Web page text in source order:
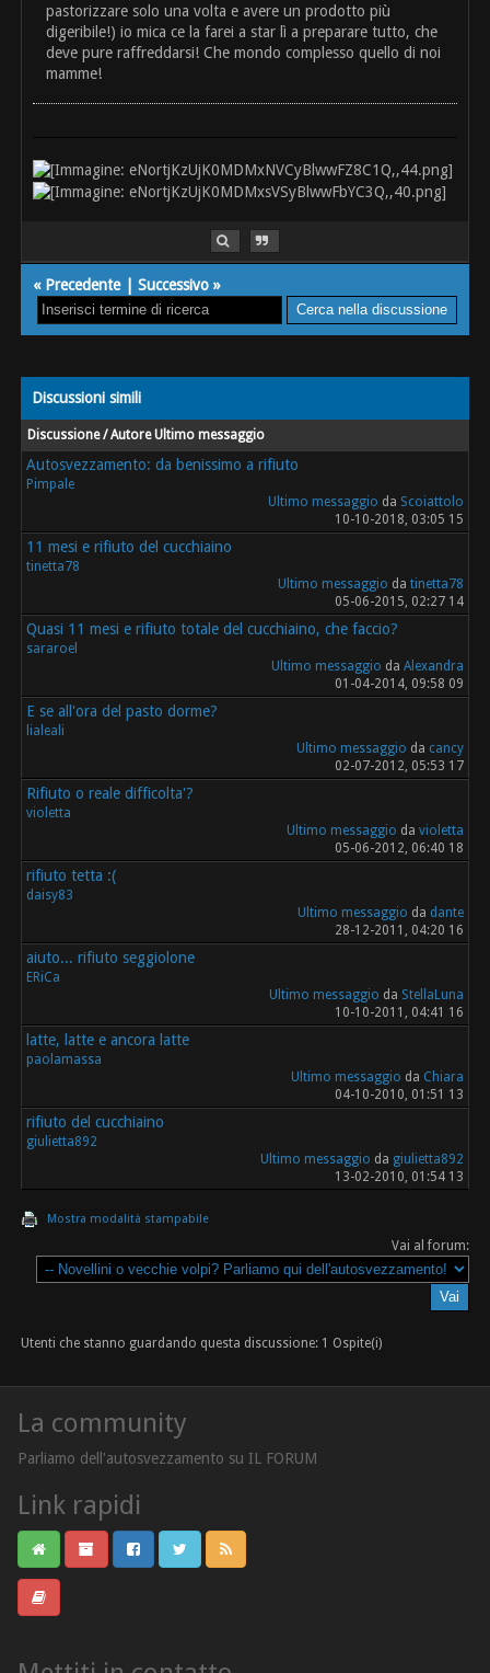
pastorizzare solo una volta e avere un prodotto più
digeribile!) io mica ce la farei a star lì a preparare tutto, che
deve pure raffreddarsi! Che mondo complesso quello di noi
mamme!
« Precedente|Successivo »
Discussioni simili
Discussione / Autore Ultimo messaggio
Autosvezzamento: da benissimo a rifiuto
Pimpale
Ultimo messaggio da Scoiattolo
10-10-2018, 03:05 15
11 mesi e rifiuto del cucchiaino
tinetta78
Ultimo messaggio da tinetta78
05-06-2015, 02:27 14
Quasi 11 mesi e rifiuto totale del cucchiaino, che faccio?
sararoel
Ultimo messaggio da Alexandra
01-04-2014, 09:58 09
E se all'ora del pasto dorme?
lialeali
Ultimo messaggio da cancy
02-07-2012, 05:53 17
Rifiuto o reale difficolta'?
violetta
Ultimo messaggio da violetta
05-06-2012, 06:40 18
rifiuto tetta :(
daisy83
Ultimo messaggio da dante
28-12-2011, 04:20 16
aiuto... rifiuto seggiolone
ERiCa
Ultimo messaggio da StellaLuna
10-10-2011, 04:41 16
latte, latte e ancora latte
paolamassa
Ultimo messaggio da Chiara
04-10-2010, 01:51 13
rifiuto del cucchiaino
giulietta892
Ultimo messaggio da giulietta892
13-02-2010, 01:54 13
Mostra modalità stampabile
Vai al forum:
Utenti che stanno guardando questa discussione: 1 Ospite(i)
La community
Parliamo dell'autosvezzamento su IL FORUM
Link rapidi